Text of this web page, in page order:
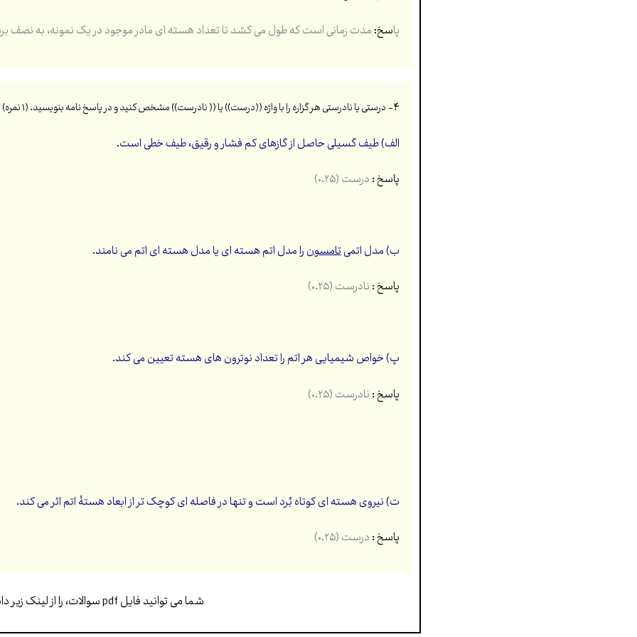
پاسخ:مدت زمانی است که طول می کشد تا تعداد هسته ای مادر موجود در یک نمونه، به نصف
۴- درستی یا نادرستی هر گزاره را با واژه ((درست)) یا (( نادرست)) مشخص کنید و در پاسخ نامه بنویسید.(۱ نمره)
الف) طیف گسیلی حاصل از گازهای کم فشار و رقیق، طیف خطی است.
پاسخ :درست (۰.۲۵)
ب) مدل اتمیتامسونرا مدل اتم هسته ای یا مدل هسته ای اتم می نامند.
پاسخ :نادرست (۰.۲۵)
پ) خواص شیمیایی هر اتم را تعداد نوترون های هسته تعیین می کند.
پاسخ :نادرست (۰.۲۵)
ت) نیروی هسته ای کوتاه بُرد است و تنها در فاصله ای کوچک تر از ابعاد هستۀ اتم اثر می کند.
پاسخ :درست (۰.۲۵)
شما می توانید فایل pdf سوالات، را از لینک زیر دانلود کنید…